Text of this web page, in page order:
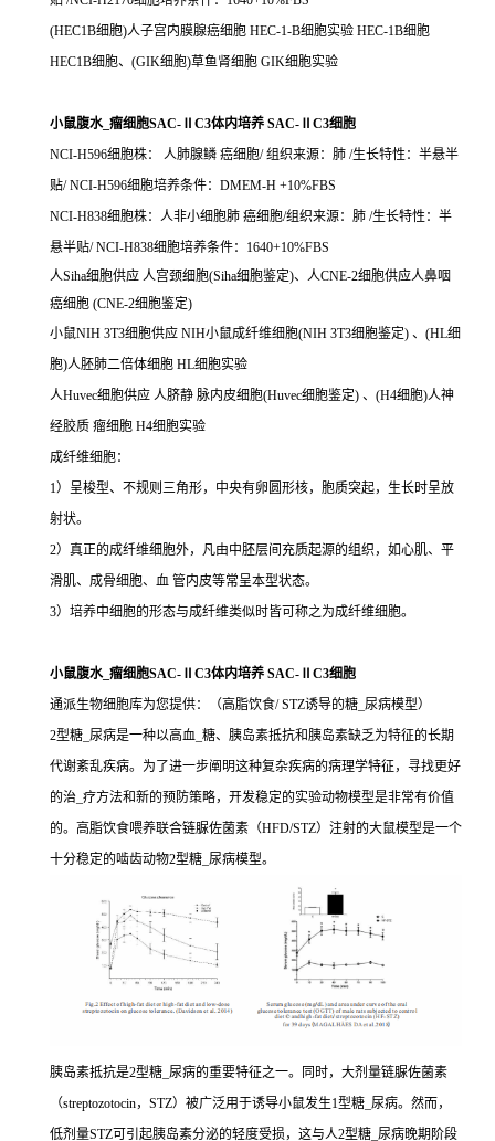
(HEC1B细胞)人子宫内膜腺癌细胞 HEC-1-B细胞实验 HEC-1B细胞
HEC1B细胞、(GIK细胞)草鱼肾细胞 GIK细胞实验
小鼠腹水_瘤细胞SAC-ⅡC3体内培养 SAC-ⅡC3细胞
NCI-H596细胞株： 人肺腺鳞 癌细胞/ 组织来源：肺 /生长特性：半悬半
贴/ NCI-H596细胞培养条件：DMEM-H +10%FBS
NCI-H838细胞株：人非小细胞肺 癌细胞/组织来源：肺 /生长特性：半
悬半贴/ NCI-H838细胞培养条件：1640+10%FBS
人Siha细胞供应 人宫颈细胞(Siha细胞鉴定)、人CNE-2细胞供应人鼻咽
癌细胞 (CNE-2细胞鉴定)
小鼠NIH 3T3细胞供应 NIH小鼠成纤维细胞(NIH 3T3细胞鉴定) 、(HL细
胞)人胚肺二倍体细胞 HL细胞实验
人Huvec细胞供应 人脐静 脉内皮细胞(Huvec细胞鉴定) 、(H4细胞)人神
经胶质 瘤细胞 H4细胞实验
成纤维细胞：
1）呈梭型、不规则三角形，中央有卵圆形核，胞质突起，生长时呈放
射状。
2）真正的成纤维细胞外，凡由中胚层间充质起源的组织，如心肌、平
滑肌、成骨细胞、血 管内皮等常呈本型状态。
3）培养中细胞的形态与成纤维类似时皆可称之为成纤维细胞。
小鼠腹水_瘤细胞SAC-ⅡC3体内培养 SAC-ⅡC3细胞
通派生物细胞库为您提供：（高脂饮食/ STZ诱导的糖_尿病模型）
2型糖_尿病是一种以高血_糖、胰岛素抵抗和胰岛素缺乏为特征的长期
代谢紊乱疾病。为了进一步阐明这种复杂疾病的病理学特征，寻找更好
的治_疗方法和新的预防策略，开发稳定的实验动物模型是非常有价值
的。高脂饮食喂养联合链脲佐菌素（HFD/STZ）注射的大鼠模型是一个
十分稳定的啮齿动物2型糖_尿病模型。
胰岛素抵抗是2型糖_尿病的重要特征之一。同时，大剂量链脲佐菌素
（streptozotocin，STZ）被广泛用于诱导小鼠发生1型糖_尿病。然而，
低剂量STZ可引起胰岛素分泌的轻度受损，这与人2型糖_尿病晚期阶段